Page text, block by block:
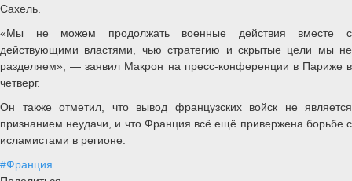
Сахель.
«Мы не можем продолжать военные действия вместе с
действующими властями, чью стратегию и скрытые цели мы не
разделяем», — заявил Макрон на пресс-конференции в Париже в
четверг.
Он также отметил, что вывод французских войск не является
признанием неудачи, и что Франция всё ещё привержена борьбе с
исламистами в регионе.
#Франция